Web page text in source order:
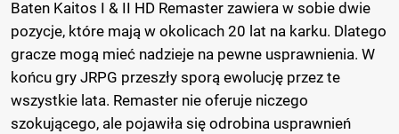
Baten Kaitos I & II HD Remaster zawiera w sobie dwie
pozycje, które mają w okolicach 20 lat na karku. Dlatego
gracze mogą mieć nadzieje na pewne usprawnienia. W
końcu gry JRPG przeszły sporą ewolucję przez te
wszystkie lata. Remaster nie oferuje niczego
szokującego, ale pojawiła się odrobina usprawnień